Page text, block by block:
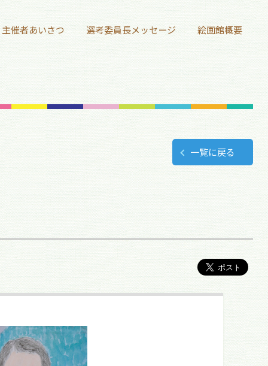
主催者あいさつ 選考委員長メッセージ 絵画館概要
一覧に戻る